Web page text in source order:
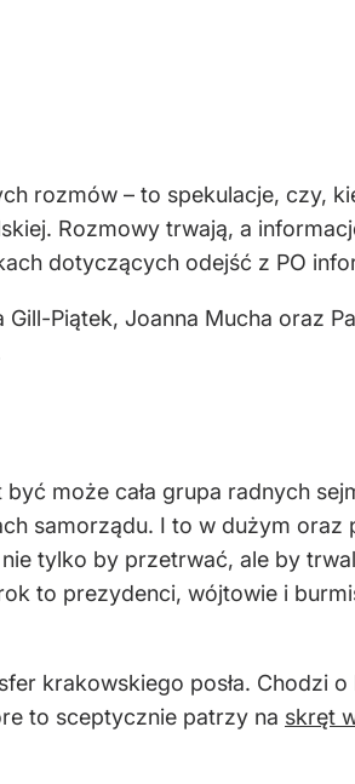
rozmów – to spekulacje, czy,
Rozmowy trwają, a
dotyczących odejść z PO
Piątek, Joanna Mucha oraz
może cała grupa radnych
samorządu. I to w dużym
tylko by przetrwać, ale by
to prezydenci, wójtowie i
krakowskiego posła. Chodzi o
to sceptycznie patrzy na skręt